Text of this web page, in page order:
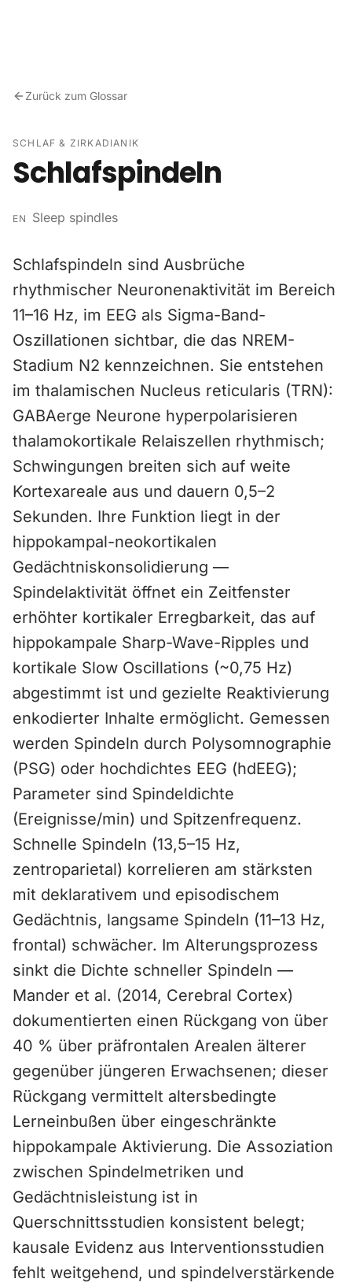
Zurück zum Glossar
SCHLAF & ZIRKADIANIK
Schlafspindeln
EN Sleep spindles
Schlafspindeln sind Ausbrüche
rhythmischer Neuronenaktivität im Bereich
11–16 Hz, im EEG als Sigma-Band-
Oszillationen sichtbar, die das NREM-
Stadium N2 kennzeichnen. Sie entstehen
im thalamischen Nucleus reticularis (TRN):
GABAerge Neurone hyperpolarisieren
thalamokortikale Relaiszellen rhythmisch;
Schwingungen breiten sich auf weite
Kortexareale aus und dauern 0,5–2
Sekunden. Ihre Funktion liegt in der
hippokampal-neokortikalen
Gedächtniskonsolidierung —
Spindelaktivität öffnet ein Zeitfenster
erhöhter kortikaler Erregbarkeit, das auf
hippokampale Sharp-Wave-Ripples und
kortikale Slow Oscillations (~0,75 Hz)
abgestimmt ist und gezielte Reaktivierung
enkodierter Inhalte ermöglicht. Gemessen
werden Spindeln durch Polysomnographie
(PSG) oder hochdichtes EEG (hdEEG);
Parameter sind Spindeldichte
(Ereignisse/min) und Spitzenfrequenz.
Schnelle Spindeln (13,5–15 Hz,
zentroparietal) korrelieren am stärksten
mit deklarativem und episodischem
Gedächtnis, langsame Spindeln (11–13 Hz,
frontal) schwächer. Im Alterungsprozess
sinkt die Dichte schneller Spindeln —
Mander et al. (2014, Cerebral Cortex)
dokumentierten einen Rückgang von über
40 % über präfrontalen Arealen älterer
gegenüber jüngeren Erwachsenen; dieser
Rückgang vermittelt altersbedingte
Lerneinbußen über eingeschränkte
hippokampale Aktivierung. Die Assoziation
zwischen Spindelmetriken und
Gedächtnisleistung ist in
Querschnittsstudien konsistent belegt;
kausale Evidenz aus Interventionsstudien
fehlt weitgehend, und spindelverstärkende